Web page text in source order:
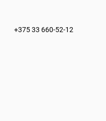
+375 33 660-52-12